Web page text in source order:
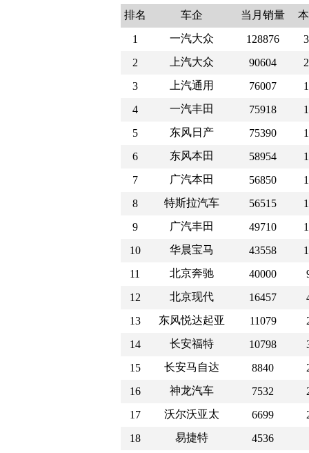
排名 车企 当月销量
1 一汽大众 128876
2
上汽大众 90604
3
上汽通用 76007
4
一汽丰田 75918
5
东风日产 75390
6
东风本田 58954
7
广汽本田 56850
8
特斯拉汽车 56515
9
广汽丰田 49710
10
华晨宝马 43558
11
北京奔驰 40000
12
北京现代 16457
13
东风悦达起亚 11079
14
长安福特 10798
15
长安马自达 8840
16
神龙汽车 7532
17
沃尔沃亚太 6699
18
易捷特 4536